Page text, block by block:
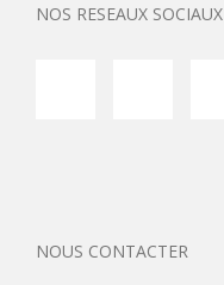
NOS RESEAUX SOCIAUX
NOUS CONTACTER